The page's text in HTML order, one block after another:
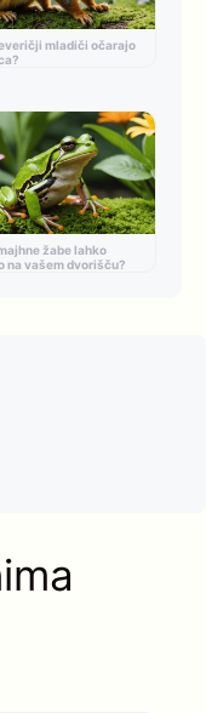
mladiči očarajo
žabe lahko
na vašem dvorišču?